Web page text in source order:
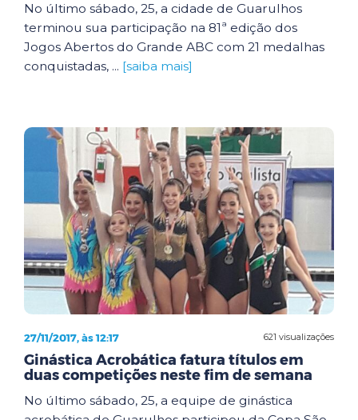
No último sábado, 25, a cidade de Guarulhos
terminou sua participação na 81ª edição dos
Jogos Abertos do Grande ABC com 21 medalhas
conquistadas, ... [saiba mais]
621 visualizações
27/11/2017, às 12:17
Ginástica Acrobática fatura títulos em
duas competições neste fim de semana
No último sábado, 25, a equipe de ginástica